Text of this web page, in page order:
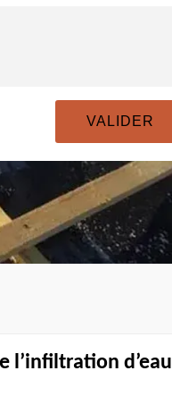
l’infiltration d’eau